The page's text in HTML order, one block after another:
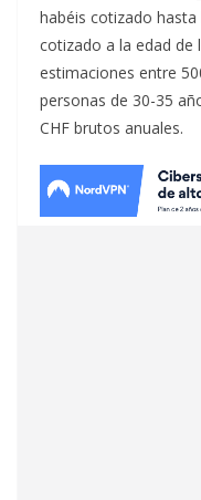
habéis cotizado
cotizado a la edad de
estimaciones entre
personas de 30-35
CHF brutos anuales.